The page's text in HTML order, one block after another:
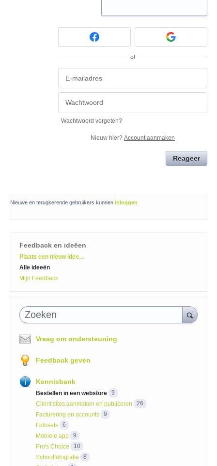
of
Wachtwoord vergeten?
Nieuw hier? Account aanmaken
Reageer
Nieuwe en terugkerende gebruikers kunnen inloggen
Feedback en ideëen
Categorieën
Plaats een nieuw idee…
Alle ideeën
Mijn Feedback
Zoeken
Vraag om ondersteuning
Feedback geven
Kennisbank
Bestellen in een webstore
9
Client sites aanmaken en publiceren
26
Facturering en accounts
9
Fotosets
6
Mobiele app
9
Pro's Choice
10
Schoolfotografie
8